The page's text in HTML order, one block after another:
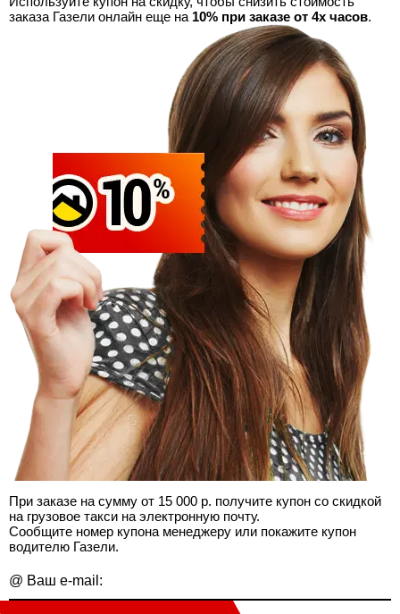
заказа Газели онлайн еще на 10% при заказе от 4х часов.
При заказе на сумму от 15 000 р. получите купон со скидкой
на грузовое такси на электронную почту.
Сообщите номер купона менеджеру или покажите купон
водителю Газели.
@ Ваш e-mail: